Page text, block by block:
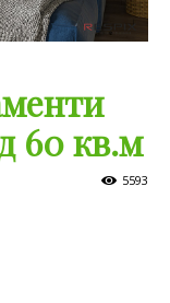
60 кв.м
5593